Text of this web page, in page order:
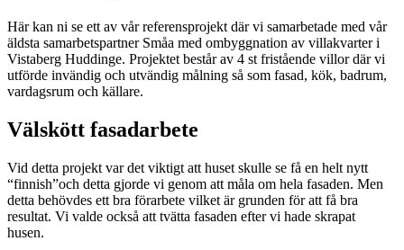
Här kan ni se ett av vår referensprojekt där vi samarbetade med vår
äldsta samarbetspartner Småa med ombyggnation av villakvarter i
Vistaberg Huddinge. Projektet består av 4 st fristående villor där vi
utförde invändig och utvändig målning så som fasad, kök, badrum,
vardagsrum och källare.
Välskött fasadarbete
Vid detta projekt var det viktigt att huset skulle se få en helt nytt
“finnish”och detta gjorde vi genom att måla om hela fasaden. Men
detta behövdes ett bra förarbete vilket är grunden för att få bra
resultat. Vi valde också att tvätta fasaden efter vi hade skrapat
husen.